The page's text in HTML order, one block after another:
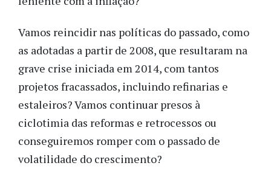
Vamos reincidir nas políticas do passado, como
as adotadas a partir de 2008, que resultaram na
grave crise iniciada em 2014, com tantos
projetos fracassados, incluindo refinarias e
estaleiros? Vamos continuar presos à
ciclotimia das reformas e retrocessos ou
conseguiremos romper com o passado de
volatilidade do crescimento?